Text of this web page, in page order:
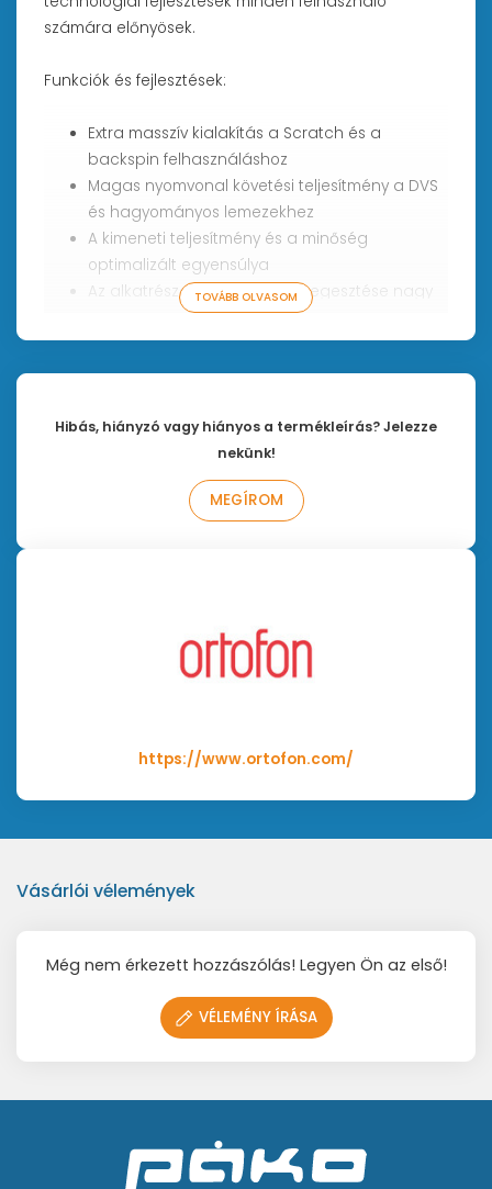
számára előnyösek.
Funkciók és fejlesztések:
Extra masszív kialakítás a Scratch és a
backspin felhasználáshoz
Magas nyomvonal követési teljesítmény a DVS
és hagyományos lemezekhez
A kimeneti teljesítmény és a minőség
optimalizált egyensúlya
Az alkatrészek ultrahangos hegesztése nagy
stabilitást és rezonanciamentességet biztosít
A robotizált gyártásási technológia
nagypontosságot és egységes kivitelezést
Stylus VNL IIOldalirányú dinamikai
15 μm/m N
Spherical – Gömb alakú kialakítása a tűnek
csökkenti a lemez kopását
TOVÁBB OLVASOM
Hibás, hiányzó vagy hiányos a termékleírás? Jelezze
nekünk!
MEGÍROM
https://www.ortofon.com/
Vásárlói vélemények
Még nem érkezett hozzászólás! Legyen Ön az első!
VÉLEMÉNY ÍRÁSA